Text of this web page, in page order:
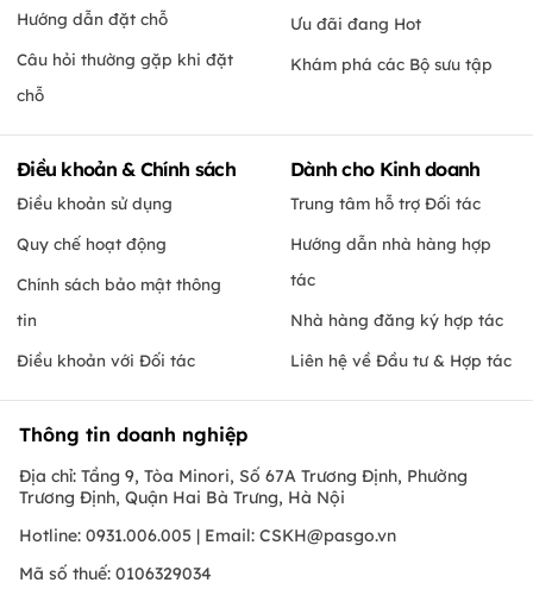
Hướng dẫn đặt chỗ
Câu hỏi thường gặp khi đặt
chỗ
Ưu đãi đang Hot
Khám phá các Bộ sưu tập
Điều khoản & Chính sách
Điều khoản sử dụng
Quy chế hoạt động
Chính sách bảo mật thông
tin
Điều khoản với Đối tác
Dành cho Kinh doanh
Trung tâm hỗ trợ Đối tác
Hướng dẫn nhà hàng hợp
tác
Nhà hàng đăng ký hợp tác
Liên hệ về Đầu tư & Hợp tác
Thông tin doanh nghiệp
Địa chỉ: Tầng 9, Tòa Minori, Số 67A Trương Định, Phường
Trương Định, Quận Hai Bà Trưng, Hà Nội
Hotline: 0931.006.005 | Email: CSKH@pasgo.vn
Mã số thuế: 0106329034